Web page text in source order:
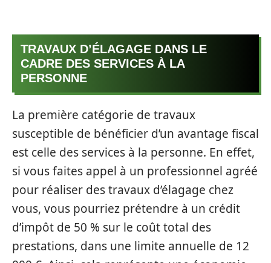
TRAVAUX D’ÉLAGAGE DANS LE
CADRE DES SERVICES À LA
PERSONNE
La première catégorie de travaux
susceptible de bénéficier d’un avantage fiscal
est celle des services à la personne. En effet,
si vous faites appel à un professionnel agréé
pour réaliser des travaux d’élagage chez
vous, vous pourriez prétendre à un crédit
d’impôt de 50 % sur le coût total des
prestations, dans une limite annuelle de 12